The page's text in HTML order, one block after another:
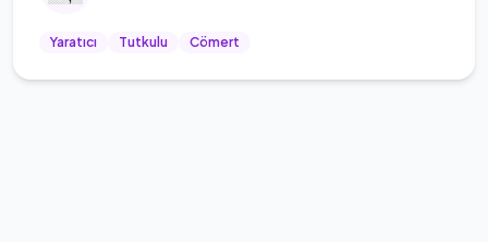
Yaratıcı Tutkulu Cömert